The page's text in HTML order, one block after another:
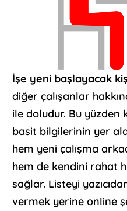
İşe yeni başlayacak
diğer çalışanlar
ile doludur. Bu yüzden
basit bilgilerinin yer
hem yeni çalışma
hem de kendini rahat
sağlar. Listeyi
vermek yerine online